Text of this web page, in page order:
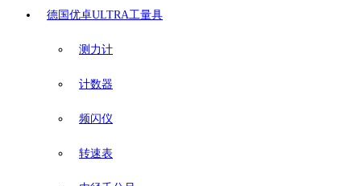
德国优卓ULTRA工量具
测力计
计数器
频闪仪
转速表